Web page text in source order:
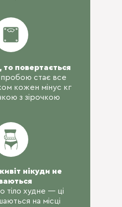
то повертається
стає все
кожен мінус кг
з зірочкою
нікуди не
тіло худне — ці
на місці